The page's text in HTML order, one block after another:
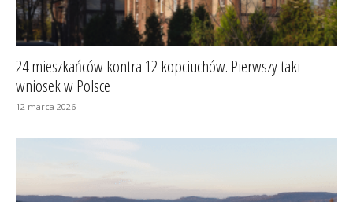
24 mieszkańców kontra 12 kopciuchów. Pierwszy taki
wniosek w Polsce
12 marca 2026